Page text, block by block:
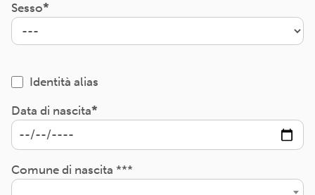
Sesso
Identità alias
Data di nascita
Comune di nascita ***